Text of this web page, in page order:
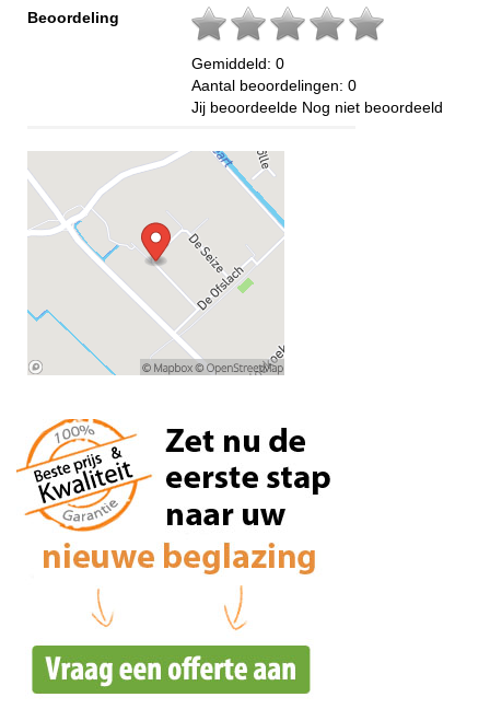
Beoordeling
Gemiddeld: 0
Aantal beoordelingen: 0
Jij beoordeelde Nog niet beoordeeld